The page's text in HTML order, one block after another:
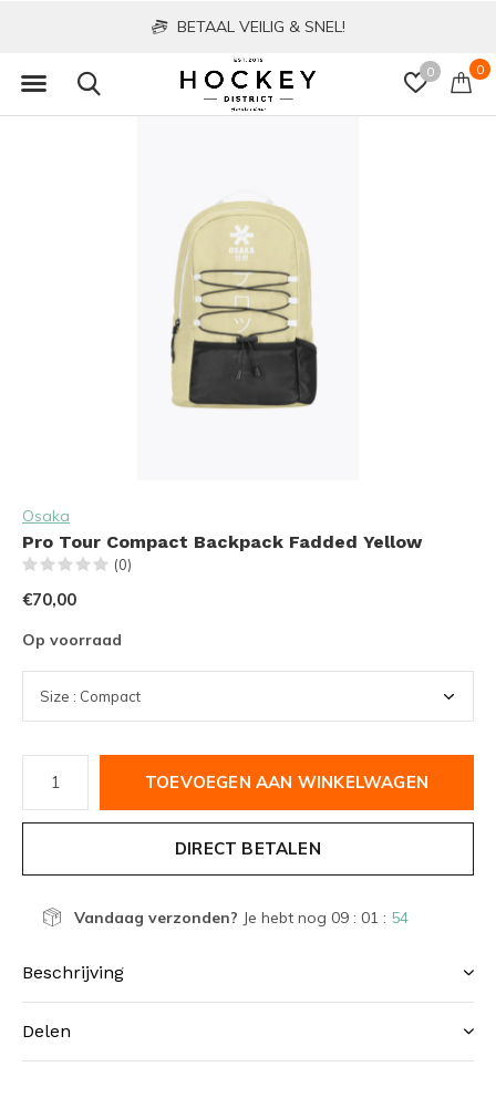
0 0
BETAAL VEILIG & SNEL!
Osaka
Pro Tour Compact Backpack Fadded Yellow
(0)
€70,00
Op voorraad
TOEVOEGEN AAN WINKELWAGEN
DIRECT BETALEN
Vandaag verzonden? Je hebt nog 09 : 01 : 54
Beschrijving
Delen